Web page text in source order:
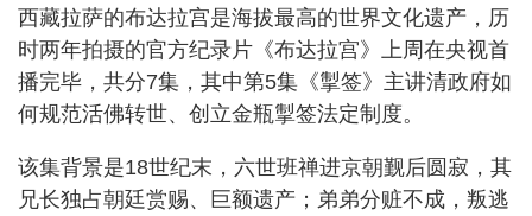
西藏拉萨的布达拉宫是海拔最高的世界文化遗产，历
时两年拍摄的官方纪录片《布达拉宫》上周在央视首
播完毕，共分7集，其中第5集《掣签》主讲清政府如
何规范活佛转世、创立金瓶掣签法定制度。
该集背景是18世纪末，六世班禅进京朝觐后圆寂，其
兄长独占朝廷赏赐、巨额遗产；弟弟分赃不成，叛逃